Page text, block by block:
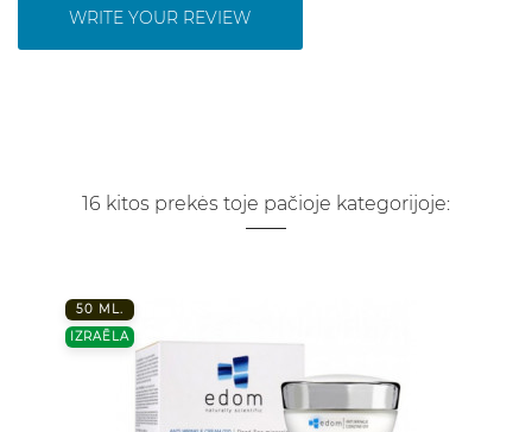
WRITE YOUR REVIEW
16 kitos prekės toje pačioje kategorijoje:
50 ML.
IZRAĒLA